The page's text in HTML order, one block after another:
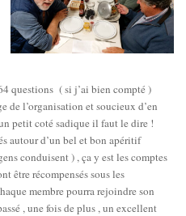
questions ( si j’ai bien compté )
de l’organisation et soucieux d’en
petit coté sadique il faut le dire !
autour d’un bel et bon apéritif
conduisent ) , ça y est les comptes
être récompensés sous les
membre pourra rejoindre son
, une fois de plus , un excellent